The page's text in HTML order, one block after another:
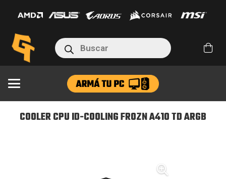
Búsqueda
de
productos
COOLER CPU ID-COOLING FROZN A410 TD ARGB
ID-
FROZN
A410
TD